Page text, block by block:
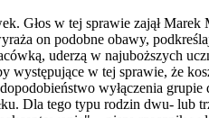
Głos w tej sprawie zajął
on podobne obawy,
uderzą w najuboższych
występujące w tej sprawie, że
wyłączenia grupie
Dla tego typu rodzin dwu- lub